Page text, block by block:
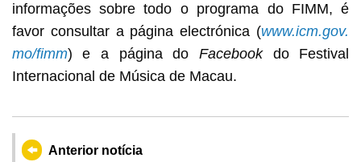
informações sobre todo o programa do FIMM, é
favor consultar a página electrónica (www.icm.gov.
mo/fimm) e a página do Facebook do Festival
Internacional de Música de Macau.
Anterior notícia